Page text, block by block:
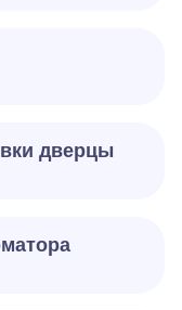
дверцы